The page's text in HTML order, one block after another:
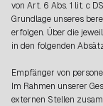
von Art. 6 Abs. 1 lit. c
Grundlage unseres
erfolgen. Über die
in den folgenden
Empfänger von
Im Rahmen unserer
externen Stellen